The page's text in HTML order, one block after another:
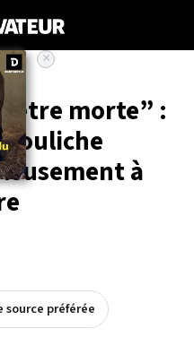
être morte” :
à
source préférée
×